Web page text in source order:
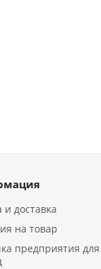
и доставка
на товар
предприятия для